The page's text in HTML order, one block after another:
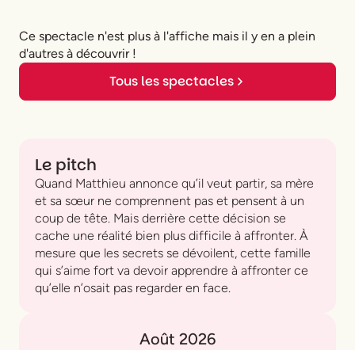
Ce spectacle n'est plus à l'affiche mais il y en a plein
d'autres à découvrir !
Tous les spectacles
Le pitch
Quand Matthieu annonce qu’il veut partir, sa mère
et sa sœur ne comprennent pas et pensent à un
coup de tête. Mais derrière cette décision se
cache une réalité bien plus difficile à affronter. À
mesure que les secrets se dévoilent, cette famille
qui s’aime fort va devoir apprendre à affronter ce
qu’elle n’osait pas regarder en face.
Août 2026